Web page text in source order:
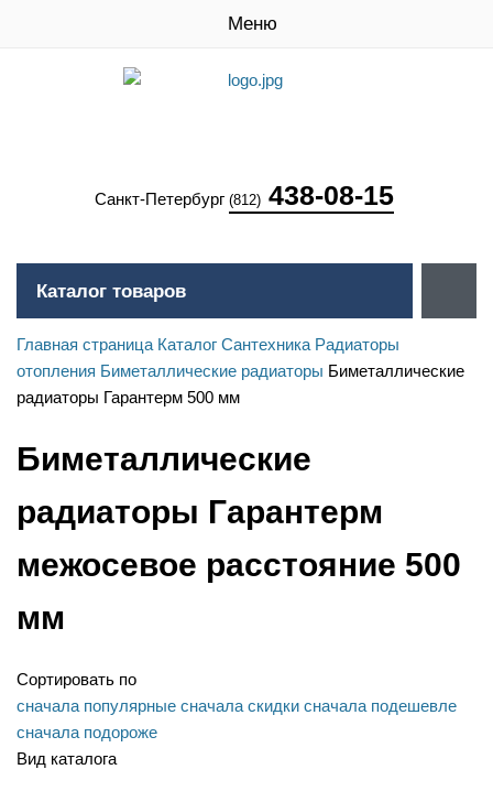
Меню
Санкт-Петербург (812) 438-08-15
Каталог товаров
Главная страница Каталог Сантехника Радиаторы
отопления Биметаллические радиаторы Биметаллические
радиаторы Гарантерм 500 мм
Биметаллические
радиаторы Гарантерм
межосевое расстояние 500
мм
Сортировать по
сначала популярные сначала скидки сначала подешевле
сначала подороже
Вид каталога